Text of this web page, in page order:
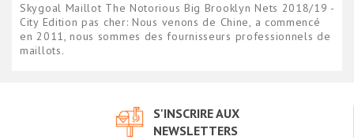
Skygoal Maillot The Notorious Big Brooklyn Nets 2018/19 -
City Edition pas cher: Nous venons de Chine, a commencé
en 2011, nous sommes des fournisseurs professionnels de
maillots.
S'INSCRIRE AUX
NEWSLETTERS